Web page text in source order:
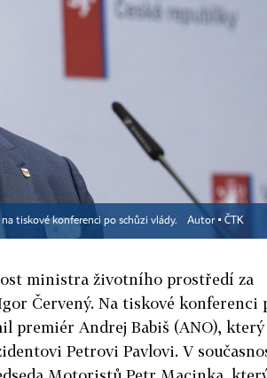
tiskové konferenci po schůzi vlády. Autor ▪ ČTK
ministra životního prostředí za
Červený. Na tiskové konferenci
premiér Andrej Babiš (ANO), který
Petrovi Pavlovi. V